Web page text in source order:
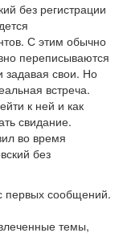
без регистрации
С этим обычно
переписываются
задавая свои. Но
встреча.
к ней и как
свидание.
во время
без
первых сообщений.
темы,